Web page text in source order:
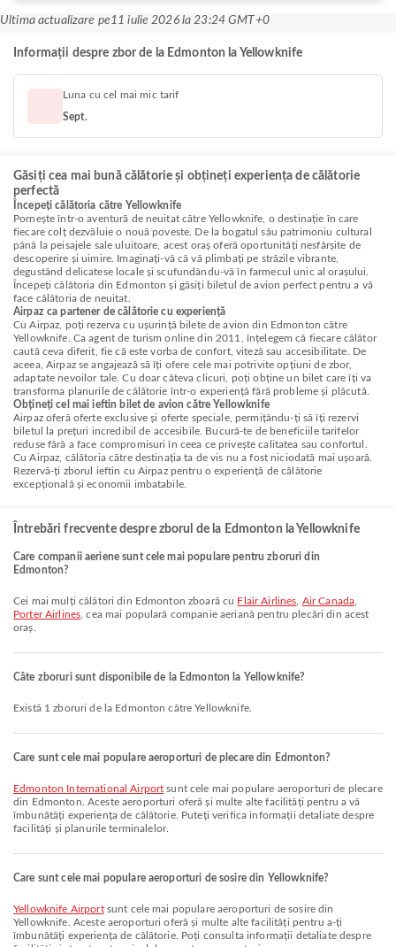
Ultima actualizare pe11 iulie 2026 la 23:24 GMT+0
Informații despre zbor de la Edmonton la Yellowknife
Luna cu cel mai mic tarif
Sept.
Găsiți cea mai bună călătorie și obțineți experiența de călătorie
perfectă
Începeți călătoria către Yellowknife
Pornește într-o aventură de neuitat către Yellowknife, o destinație în care
fiecare colț dezvăluie o nouă poveste. De la bogatul său patrimoniu cultural
până la peisajele sale uluitoare, acest oraș oferă oportunități nesfârșite de
descoperire și uimire. Imaginați-vă că vă plimbați pe străzile vibrante,
degustând delicatese locale și scufundându-vă în farmecul unic al orașului.
Începeți călătoria din Edmonton și găsiți biletul de avion perfect pentru a vă
face călătoria de neuitat.
Airpaz ca partener de călătorie cu experiență
Cu Airpaz, poți rezerva cu ușurință bilete de avion din Edmonton către
Yellowknife. Ca agent de turism online din 2011, înțelegem că fiecare călător
caută ceva diferit, fie că este vorba de confort, viteză sau accesibilitate. De
aceea, Airpaz se angajează să îți ofere cele mai potrivite opțiuni de zbor,
adaptate nevoilor tale. Cu doar câteva clicuri, poți obține un bilet care îți va
transforma planurile de călătorie într-o experiență fără probleme și plăcută.
Obțineți cel mai ieftin bilet de avion către Yellowknife
Airpaz oferă oferte exclusive și oferte speciale, permițându-ți să îți rezervi
biletul la prețuri incredibil de accesibile. Bucură-te de beneficiile tarifelor
reduse fără a face compromisuri în ceea ce privește calitatea sau confortul.
Cu Airpaz, călătoria către destinația ta de vis nu a fost niciodată mai ușoară.
Rezervă-ți zborul ieftin cu Airpaz pentru o experiență de călătorie
excepțională și economii imbatabile.
Întrebări frecvente despre zborul de la Edmonton la Yellowknife
Care companii aeriene sunt cele mai populare pentru zboruri din
Edmonton?
Cei mai mulți călători din Edmonton zboară cu Flair Airlines Air Canada
Porter Airlines , cea mai populară companie aeriană pentru plecări din acest
oraș.
Câte zboruri sunt disponibile de la Edmonton la Yellowknife?
Există 1 zboruri de la Edmonton către Yellowknife.
Care sunt cele mai populare aeroporturi de plecare din Edmonton?
Edmonton International Airport sunt cele mai populare aeroporturi de plecare
din Edmonton. Aceste aeroporturi oferă și multe alte facilități pentru a vă
îmbunătăți experiența de călătorie. Puteți verifica informații detaliate despre
facilități și planurile terminalelor.
Care sunt cele mai populare aeroporturi de sosire din Yellowknife?
Yellowknife Airportsunt cele mai populare aeroporturi de sosire din
Yellowknife. Aceste aeroporturi oferă și multe alte facilități pentru a-ți
îmbunătăți experiența de călătorie. Poți consulta informații detaliate despre